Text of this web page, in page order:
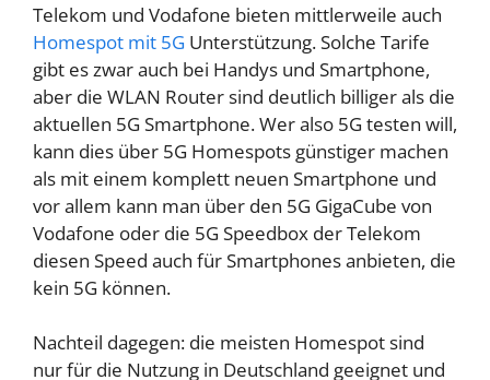
Telekom und Vodafone bieten mittlerweile auch
Homespot mit 5G Unterstützung. Solche Tarife
gibt es zwar auch bei Handys und Smartphone,
aber die WLAN Router sind deutlich billiger als die
aktuellen 5G Smartphone. Wer also 5G testen will,
kann dies über 5G Homespots günstiger machen
als mit einem komplett neuen Smartphone und
vor allem kann man über den 5G GigaCube von
Vodafone oder die 5G Speedbox der Telekom
diesen Speed auch für Smartphones anbieten, die
kein 5G können.
Nachteil dagegen: die meisten Homespot sind
nur für die Nutzung in Deutschland geeignet und